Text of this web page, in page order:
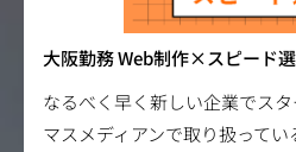
大阪勤務 Web制作×スピード
なるべく早く新しい企業でスタ
マスメディアンで取り扱って